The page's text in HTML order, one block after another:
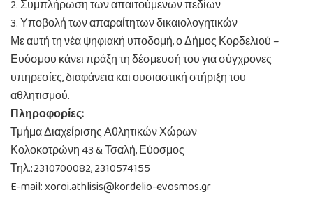
2. Συμπλήρωση των απαιτούμενων πεδίων
3. Υποβολή των απαραίτητων δικαιολογητικών
Με αυτή τη νέα ψηφιακή υποδομή, ο Δήμος Κορδελιού –
Ευόσμου κάνει πράξη τη δέσμευσή του για σύγχρονες
υπηρεσίες, διαφάνεια και ουσιαστική στήριξη του
αθλητισμού.
Πληροφορίες:
Τμήμα Διαχείρισης Αθλητικών Χώρων
Κολοκοτρώνη 43 & Τσαλή, Εύοσμος
Τηλ.:2310700082, 2310574155
E-mail: xoroi.athlisis@kordelio-evosmos.gr